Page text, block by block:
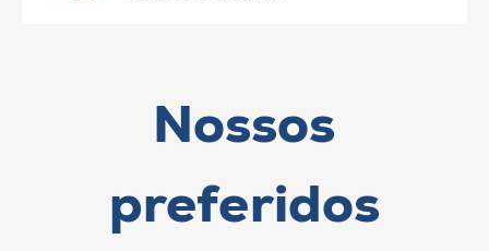
Nossos
preferidos